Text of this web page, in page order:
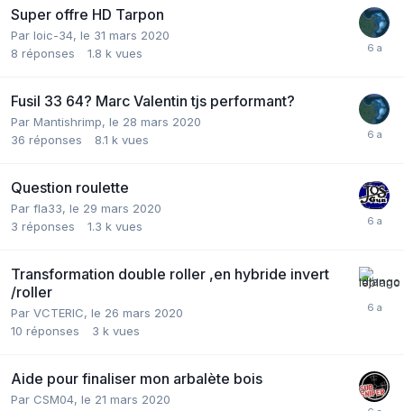
Super offre HD Tarpon
Par loic-34, le 31 mars 2020
8 réponses 1.8 k vues
Fusil 33 64? Marc Valentin tjs performant?
Par Mantishrimp, le 28 mars 2020
36 réponses 8.1 k vues
Question roulette
Par fla33, le 29 mars 2020
3 réponses 1.3 k vues
Transformation double roller ,en hybride invert
/roller
Par VCTERIC, le 26 mars 2020
10 réponses 3 k vues
Aide pour finaliser mon arbalète bois
Par CSM04, le 21 mars 2020